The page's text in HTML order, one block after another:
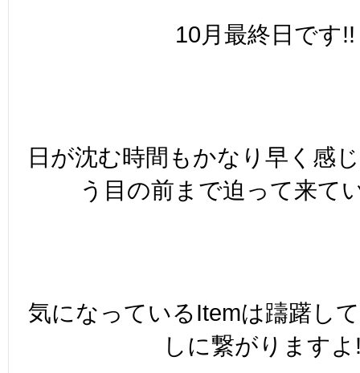
10月最終日です!!
日が沈む時間もかなり早く感
う目の前まで迫って来て
気になっているItemは躊躇し
しに繋がりますよ